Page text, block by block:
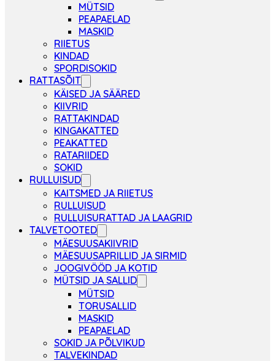
MÜTSID
PEAPAELAD
MASKID
RIIETUS
KINDAD
SPORDISOKID
RATTASÕIT
KÄISED JA SÄÄRED
KIIVRID
RATTAKINDAD
KINGAKATTED
PEAKATTED
RATARIIDED
SOKID
RULLUISUD
KAITSMED JA RIIETUS
RULLUISUD
RULLUISURATTAD JA LAAGRID
TALVETOOTED
MÄESUUSAKIIVRID
MÄESUUSAPRILLID JA SIRMID
JOOGIVÖÖD JA KOTID
MÜTSID JA SALLID
MÜTSID
TORUSALLID
MASKID
PEAPAELAD
SOKID JA PÕLVIKUD
TALVEKINDAD